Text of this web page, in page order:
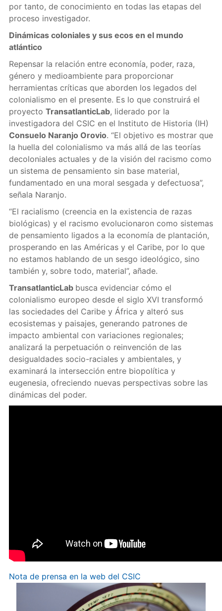
por tanto, de conocimiento en todas las etapas del
proceso investigador.
Dinámicas coloniales y sus ecos en el mundo
atlántico
Repensar la relación entre economía, poder, raza,
género y medioambiente para proporcionar
herramientas críticas que aborden los legados del
colonialismo en el presente. Es lo que construirá el
proyecto TransatlanticLab, liderado por la
investigadora del CSIC en el Instituto de Historia (IH)
Consuelo Naranjo Orovio. “El objetivo es mostrar que
la huella del colonialismo va más allá de las teorías
decoloniales actuales y de la visión del racismo como
un sistema de pensamiento sin base material,
fundamentado en una moral sesgada y defectuosa”,
señala Naranjo.
“El racialismo (creencia en la existencia de razas
biológicas) y el racismo evolucionaron como sistemas
de pensamiento ligados a la economía de plantación,
prosperando en las Américas y el Caribe, por lo que
no estamos hablando de un sesgo ideológico, sino
también y, sobre todo, material”, añade.
TransatlanticLab busca evidenciar cómo el
colonialismo europeo desde el siglo XVI transformó
las sociedades del Caribe y África y alteró sus
ecosistemas y paisajes, generando patrones de
impacto ambiental con variaciones regionales;
analizará la perpetuación o reinvención de las
desigualdades socio-raciales y ambientales, y
examinará la intersección entre biopolítica y
eugenesia, ofreciendo nuevas perspectivas sobre las
dinámicas del poder.
Nota de prensa en la web del CSIC